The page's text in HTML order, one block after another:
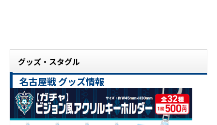
グッズ・スタグル
名古屋戦 グッズ情報